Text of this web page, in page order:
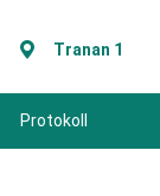
Tranan 1
Protokoll